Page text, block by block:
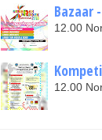
Bazaar
12.00
12.00